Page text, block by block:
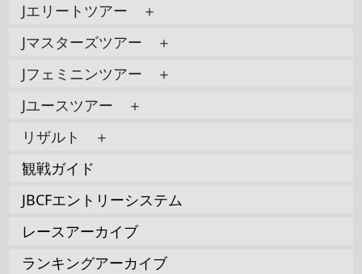
Jエリートツアー ＋
Jマスターズツアー ＋
Jフェミニンツアー ＋
Jユースツアー ＋
リザルト ＋
観戦ガイド
JBCFエントリーシステム
レースアーカイブ
ランキングアーカイブ